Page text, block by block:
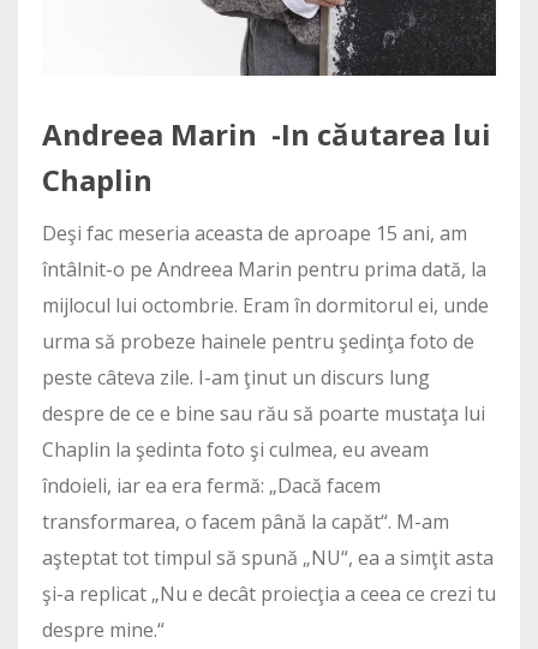
Andreea Marin -In căutarea lui
Chaplin
Deşi fac meseria aceasta de aproape 15 ani, am
întâlnit-o pe Andreea Marin pentru prima dată, la
mijlocul lui octombrie. Eram în dormitorul ei, unde
urma să probeze hainele pentru şedinţa foto de
peste câteva zile. I-am ţinut un discurs lung
despre de ce e bine sau rău să poarte mustaţa lui
Chaplin la şedinta foto şi culmea, eu aveam
îndoieli, iar ea era fermă: „Dacă facem
transformarea, o facem până la capăt“. M-am
aşteptat tot timpul să spună „NU“, ea a simţit asta
şi-a replicat „Nu e decât proiecţia a ceea ce crezi tu
despre mine.“